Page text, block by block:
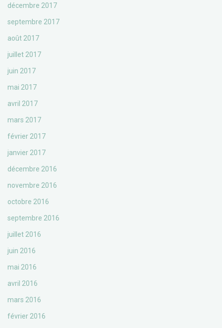
décembre 2017
septembre 2017
août 2017
juillet 2017
juin 2017
mai 2017
avril 2017
mars 2017
février 2017
janvier 2017
décembre 2016
novembre 2016
octobre 2016
septembre 2016
juillet 2016
juin 2016
mai 2016
avril 2016
mars 2016
février 2016